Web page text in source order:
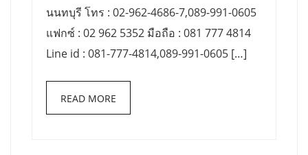
นนทบุรี โทร : 02-962-4686-7,089-991-0605
แฟกซ์ : 02 962 5352 มือถือ : 081 777 4814
Line id : 081-777-4814,089-991-0605 […]
READ MORE